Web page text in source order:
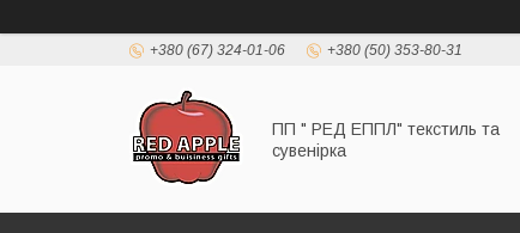
+380 (67) 324-01-06 +380 (50) 353-80-31
ПП " РЕД ЕППЛ" текстиль та
сувенірка